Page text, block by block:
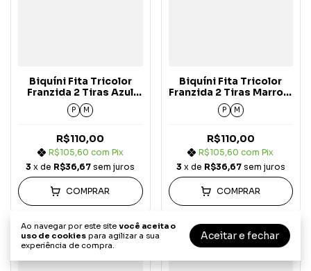
Ao navegar por este site você aceita o
uso de cookies para agilizar a sua
experiência de compra.
Aceitar e fechar
Biquíni Fita Tricolor
Franzida 2 Tiras Azul
Bebê c/ Off White e
Marrom Carmel Arizona
P M
R$110,00
R$105,60 com Pix
3 x de R$36,67 sem juros
COMPRAR
Biquíni Fita Tricolor
Franzida 2 Tiras Marrom
c/ Azul Bebê e Off
White Carmel Arizona
P M
R$110,00
R$105,60com Pix
3 x de R$36,67 sem juros
COMPRAR